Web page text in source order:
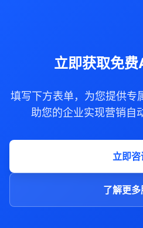
立即获取免
填写下方表单，为您提供专
助您的企业实现营销自
立即咨
了解更